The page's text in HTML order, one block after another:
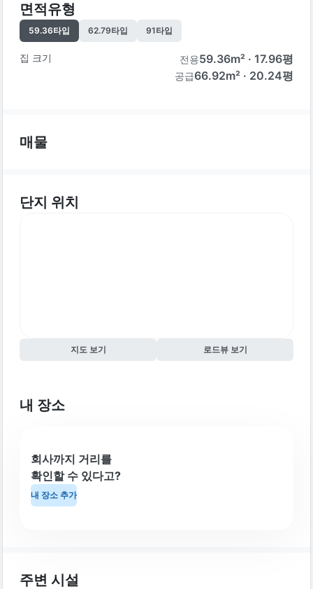
면적유형
59.36타입 62.79타입 91타입
집 크기 전용59.36m² · 17.96평
공급66.92m² · 20.24평
매물
단지 위치
지도 보기 로드뷰 보기
내 장소
회사까지 거리를
확인할 수 있다고?
내 장소 추가
주변 시설